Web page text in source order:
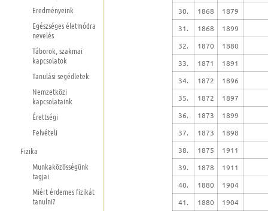
Eredményeink
Egészséges életmódra
nevelés
Táborok, szakmai
kapcsolatok
Tanulási segédletek
Nemzetközi
kapcsolataink
Érettségi
Felvételi
Fizika
Munkaközösségünk
tagjai
Miért érdemes fizikát
tanulni?
30.
1868
1879
31.
1868
1899
32.
1870
1880
33.
1871
1891
34.
1872
1896
35.
1872
1897
36.
1873
1899
37.
1873
1898
38.
1875
1911
39.
1878
1911
40.
1880
1904
41.
1880
1904